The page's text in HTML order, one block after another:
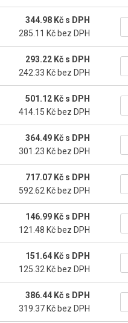
344.98 Kč s DPH
285.11 Kč bez DPH
293.22 Kč s DPH
242.33 Kč bez DPH
501.12 Kč s DPH
414.15 Kč bez DPH
364.49 Kč s DPH
301.23 Kč bez DPH
717.07 Kč s DPH
592.62 Kč bez DPH
146.99 Kč s DPH
121.48 Kč bez DPH
151.64 Kč s DPH
125.32 Kč bez DPH
386.44 Kč s DPH
319.37 Kč bez DPH